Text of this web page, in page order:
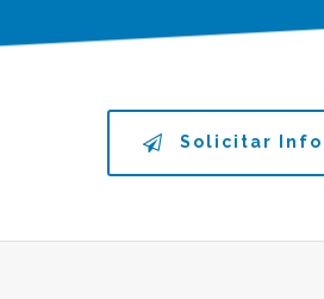
Solicitar